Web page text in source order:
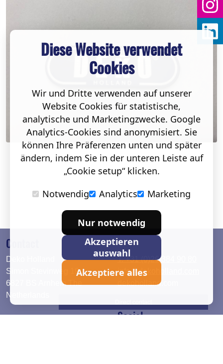
Contact
Deko Holland
Simon Stevinweg 19
6827 BS Arnhem The
Netherlands
T. +31 (0)26 384 90 80
info@dekoholland.com
dekoholland.com
Social
Diese Website verwendet
Cookies
Wir und Dritte verwenden auf unserer
Website Cookies für statistische,
analytische und Marketingzwecke. Google
Analytics-Cookies sind anonymisiert. Sie
können Ihre Präferenzen unten und später
ändern, indem Sie in der unteren Leiste auf
„Cookie setup“ klicken.
Notwendig
Analytics Marketing
Nur notwendig
Akzeptieren
auswahl
Akzeptiere alles